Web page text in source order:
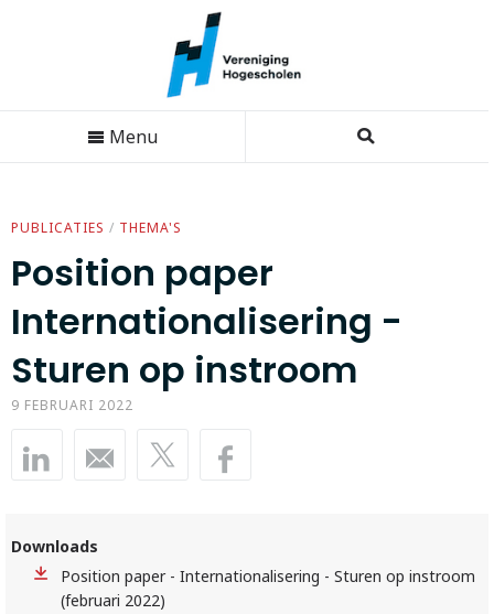
Menu
PUBLICATIES / THEMA'S
Position paper
Internationalisering -
Sturen op instroom
9 FEBRUARI 2022
Downloads
Position paper - Internationalisering - Sturen op instroom
(februari 2022)